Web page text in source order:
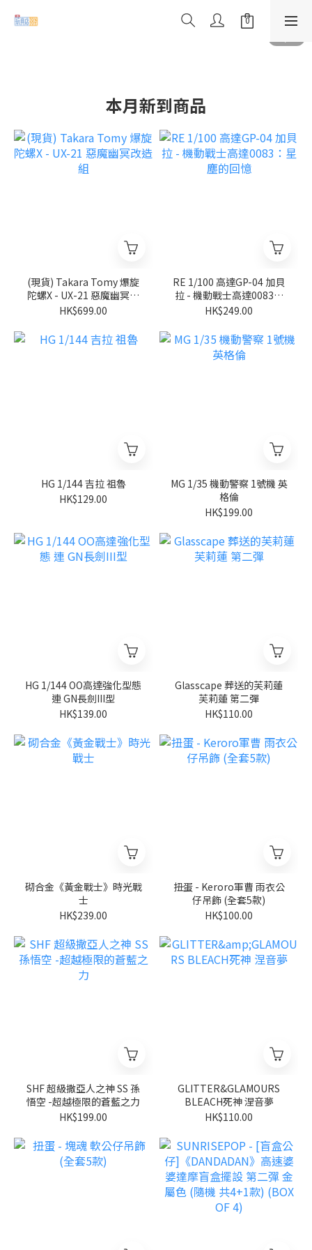
本月新到商品
(現貨) Takara Tomy 爆旋
陀螺X - UX-21 惡魔幽冥改
造組
HK$699.00
RE 1/100 高達GP-04 加貝
拉 - 機動戰士高達0083：
星塵的回憶
HK$249.00
HG 1/144 吉拉 祖魯
HK$129.00
MG 1/35 機動警察 1號機 英
格倫
HK$199.00
HG 1/144 OO高達強化型態
連 GN長劍III型
HK$139.00
Glasscape 葬送的芙莉蓮
芙莉蓮 第二彈
HK$110.00
砌合金《黃金戰士》時光戰
士
HK$239.00
扭蛋 - Keroro軍曹 雨衣公
仔吊飾 (全套5款)
HK$100.00
SHF 超級撒亞人之神 SS 孫
悟空 -超越極限的蒼藍之力
HK$199.00
GLITTER&GLAMOURS
BLEACH死神 涅音夢
HK$110.00